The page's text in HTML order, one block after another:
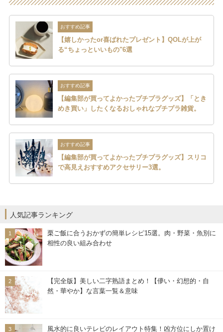
おすすめ記事
【嬉しかったor喜ばれたプレゼント】QOLが上が
る“ちょっといいもの"6選
おすすめ記事
【編集部が買ってよかったプチプラグッズ】「とき
めき買い」したくなるおしゃれなプチプラ雑貨。
おすすめ記事
【編集部が買ってよかったプチプラグッズ】スリコ
で高見えおすすめアクセサリー3選。
人気記事ランキング
栗ご飯に合うおかずの簡単レシピ15選。肉・野菜・魚別に
相性の良い組み合わせ
【完全版】美しい二字熟語まとめ！【儚い・幻想的・自
然・華やか】な言葉一覧＆意味
風水的に良いテレビのレイアウト特集！凶方位にしか置け